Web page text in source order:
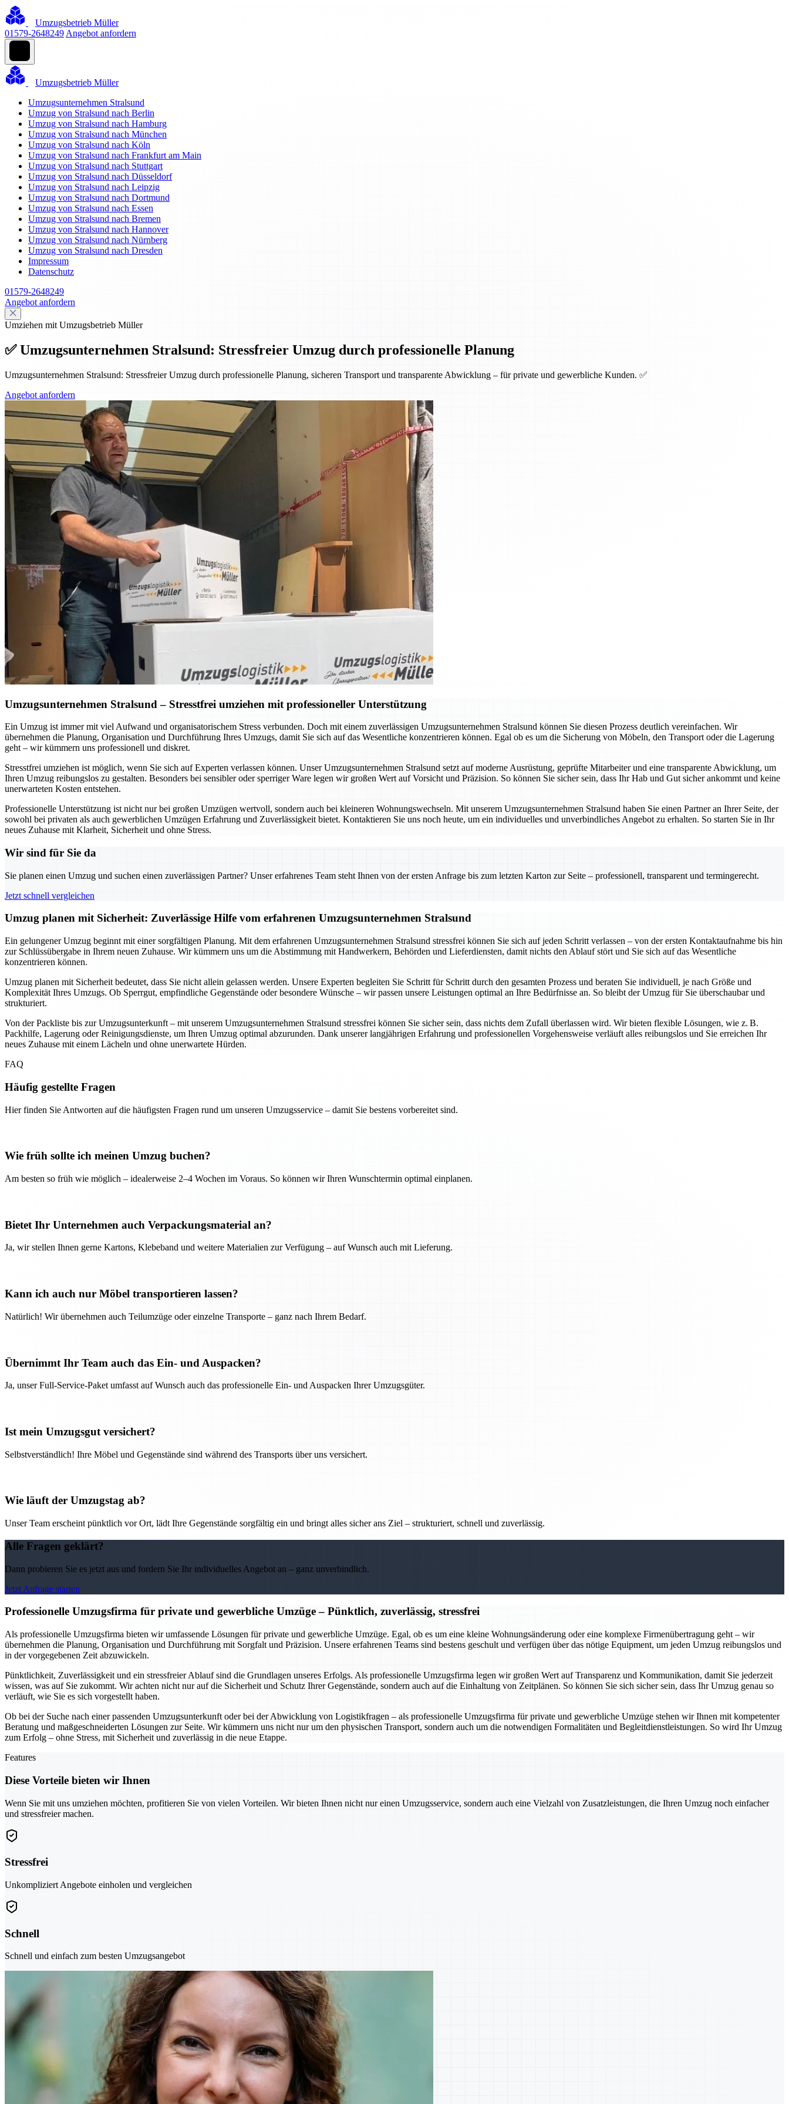
Umzugsbetrieb Müller
01579-2648249 Angebot anfordern
Umzugsbetrieb Müller
Umzugsunternehmen Stralsund
Umzug von Stralsund nach Berlin
Umzug von Stralsund nach Hamburg
Umzug von Stralsund nach München
Umzug von Stralsund nach Köln
Umzug von Stralsund nach Frankfurt am Main
Umzug von Stralsund nach Stuttgart
Umzug von Stralsund nach Düsseldorf
Umzug von Stralsund nach Leipzig
Umzug von Stralsund nach Dortmund
Umzug von Stralsund nach Essen
Umzug von Stralsund nach Bremen
Umzug von Stralsund nach Hannover
Umzug von Stralsund nach Nürnberg
Umzug von Stralsund nach Dresden
Impressum
Datenschutz
01579-2648249
Angebot anfordern
Umziehen mit Umzugsbetrieb Müller
✅ Umzugsunternehmen Stralsund: Stressfreier Umzug durch professionelle Planung
Umzugsunternehmen Stralsund: Stressfreier Umzug durch professionelle Planung, sicheren Transport und transparente Abwicklung – für private und gewerbliche Kunden. ✅
Angebot anfordern
Umzugsunternehmen Stralsund – Stresstfrei umziehen mit professioneller Unterstützung
Ein Umzug ist immer mit viel Aufwand und organisatorischem Stress verbunden. Doch mit einem zuverlässigen Umzugsunternehmen Stralsund können Sie diesen Prozess deutlich vereinfachen. Wir
übernehmen die Planung, Organisation und Durchführung Ihres Umzugs, damit Sie sich auf das Wesentliche konzentrieren können. Egal ob es um die Sicherung von Möbeln, den Transport oder die Lagerung
geht – wir kümmern uns professionell und diskret.
Stresstfrei umziehen ist möglich, wenn Sie sich auf Experten verlassen können. Unser Umzugsunternehmen Stralsund setzt auf moderne Ausrüstung, geprüfte Mitarbeiter und eine transparente Abwicklung, um
Ihren Umzug reibungslos zu gestalten. Besonders bei sensibler oder sperriger Ware legen wir großen Wert auf Vorsicht und Präzision. So können Sie sicher sein, dass Ihr Hab und Gut sicher ankommt und keine
unerwarteten Kosten entstehen.
Professionelle Unterstützung ist nicht nur bei großen Umzügen wertvoll, sondern auch bei kleineren Wohnungswechseln. Mit unserem Umzugsunternehmen Stralsund haben Sie einen Partner an Ihrer Seite, der
sowohl bei privaten als auch gewerblichen Umzügen Erfahrung und Zuverlässigkeit bietet. Kontaktieren Sie uns noch heute, um ein individuelles und unverbindliches Angebot zu erhalten. So starten Sie in Ihr
neues Zuhause mit Klarheit, Sicherheit und ohne Stress.
Wir sind für Sie da
Sie planen einen Umzug und suchen einen zuverlässigen Partner? Unser erfahrenes Team steht Ihnen von der ersten Anfrage bis zum letzten Karton zur Seite – professionell, transparent und termingerecht.
Jetzt schnell vergleichen
Umzug planen mit Sicherheit: Zuverlässige Hilfe vom erfahrenen Umzugsunternehmen Stralsund
Ein gelungener Umzug beginnt mit einer sorgfältigen Planung. Mit dem erfahrenen Umzugsunternehmen Stralsund stressfrei können Sie sich auf jeden Schritt verlassen – von der ersten Kontaktaufnahme bis hin
zur Schlüssübergabe in Ihrem neuen Zuhause. Wir kümmern uns um die Abstimmung mit Handwerkern, Behörden und Lieferdiensten, damit nichts den Ablauf stört und Sie sich auf das Wesentliche
konzentrieren können.
Umzug planen mit Sicherheit bedeutet, dass Sie nicht allein gelassen werden. Unsere Experten begleiten Sie Schritt für Schritt durch den gesamten Prozess und beraten Sie individuell, je nach Größe und
Komplexität Ihres Umzugs. Ob Sperrgut, empfindliche Gegenstände oder besondere Wünsche – wir passen unsere Leistungen optimal an Ihre Bedürfnisse an. So bleibt der Umzug für Sie überschaubar und
strukturiert.
Von der Packliste bis zur Umzugsunterkunft – mit unserem Umzugsunternehmen Stralsund stressfrei können Sie sicher sein, dass nichts dem Zufall überlassen wird. Wir bieten flexible Lösungen, wie z. B.
Packhilfe, Lagerung oder Reinigungsdienste, um Ihren Umzug optimal abzurunden. Dank unserer langjährigen Erfahrung und professionellen Vorgehensweise verläuft alles reibungslos und Sie erreichen Ihr
neues Zuhause mit einem Lächeln und ohne unerwartete Hürden.
FAQ
Häufig gestellte Fragen
Hier finden Sie Antworten auf die häufigsten Fragen rund um unseren Umzugsservice – damit Sie bestens vorbereitet sind.
Wie früh sollte ich meinen Umzug buchen?
Am besten so früh wie möglich – idealerweise 2–4 Wochen im Voraus. So können wir Ihren Wunschtermin optimal einplanen.
Bietet Ihr Unternehmen auch Verpackungsmaterial an?
Ja, wir stellen Ihnen gerne Kartons, Klebeband und weitere Materialien zur Verfügung – auf Wunsch auch mit Lieferung.
Kann ich auch nur Möbel transportieren lassen?
Natürlich! Wir übernehmen auch Teilumzüge oder einzelne Transporte – ganz nach Ihrem Bedarf.
Übernimmt Ihr Team auch das Ein- und Auspacken?
Ja, unser Full-Service-Paket umfasst auf Wunsch auch das professionelle Ein- und Auspacken Ihrer Umzugsgüter.
Ist mein Umzugsgut versichert?
Selbstverständlich! Ihre Möbel und Gegenstände sind während des Transports über uns versichert.
Wie läuft der Umzugstag ab?
Unser Team erscheint pünktlich vor Ort, lädt Ihre Gegenstände sorgfältig ein und bringt alles sicher ans Ziel – strukturiert, schnell und zuverlässig.
Alle Fragen geklärt?
Dann probieren Sie es jetzt aus und fordern Sie Ihr individuelles Angebot an – ganz unverbindlich.
Jetzt Anfrage starten
Professionelle Umzugsfirma für private und gewerbliche Umzüge – Pünktlich, zuverlässig, stressfrei
Als professionelle Umzugsfirma bieten wir umfassende Lösungen für private und gewerbliche Umzüge. Egal, ob es um eine kleine Wohnungsänderung oder eine komplexe Firmenübertragung geht – wir
übernehmen die Planung, Organisation und Durchführung mit Sorgfalt und Präzision. Unsere erfahrenen Teams sind bestens geschult und verfügen über das nötige Equipment, um jeden Umzug reibungslos und
in der vorgegebenen Zeit abzuwickeln.
Pünktlichkeit, Zuverlässigkeit und ein stressfreier Ablauf sind die Grundlagen unseres Erfolgs. Als professionelle Umzugsfirma legen wir großen Wert auf Transparenz und Kommunikation, damit Sie jederzeit
wissen, was auf Sie zukommt. Wir achten nicht nur auf die Sicherheit und Schutz Ihrer Gegenstände, sondern auch auf die Einhaltung von Zeitplänen. So können Sie sich sicher sein, dass Ihr Umzug genau so
verläuft, wie Sie es sich vorgestellt haben.
Ob bei der Suche nach einer passenden Umzugsunterkunft oder bei der Abwicklung von Logistikfragen – als professionelle Umzugsfirma für private und gewerbliche Umzüge stehen wir Ihnen mit kompetenter
Beratung und maßgeschneiderten Lösungen zur Seite. Wir kümmern uns nicht nur um den physischen Transport, sondern auch um die notwendigen Formalitäten und Begleitdienstleistungen. So wird Ihr Umzug
zum Erfolg – ohne Stress, mit Sicherheit und zuverlässig in die neue Etappe.
Features
Diese Vorteile bieten wir Ihnen
Wenn Sie mit uns umziehen möchten, profitieren Sie von vielen Vorteilen. Wir bieten Ihnen nicht nur einen Umzugsservice, sondern auch eine Vielzahl von Zusatzleistungen, die Ihren Umzug noch einfacher
und stressfreier machen.
Stressfrei
Unkompliziert Angebote einholen und vergleichen
Schnell
Schnell und einfach zum besten Umzugsangebot